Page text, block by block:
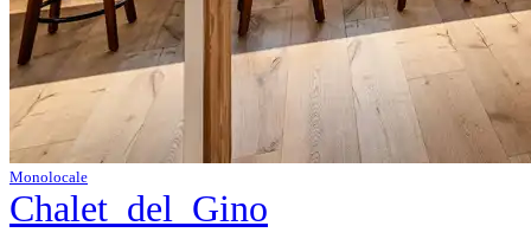
Monolocale
Chalet del Gino